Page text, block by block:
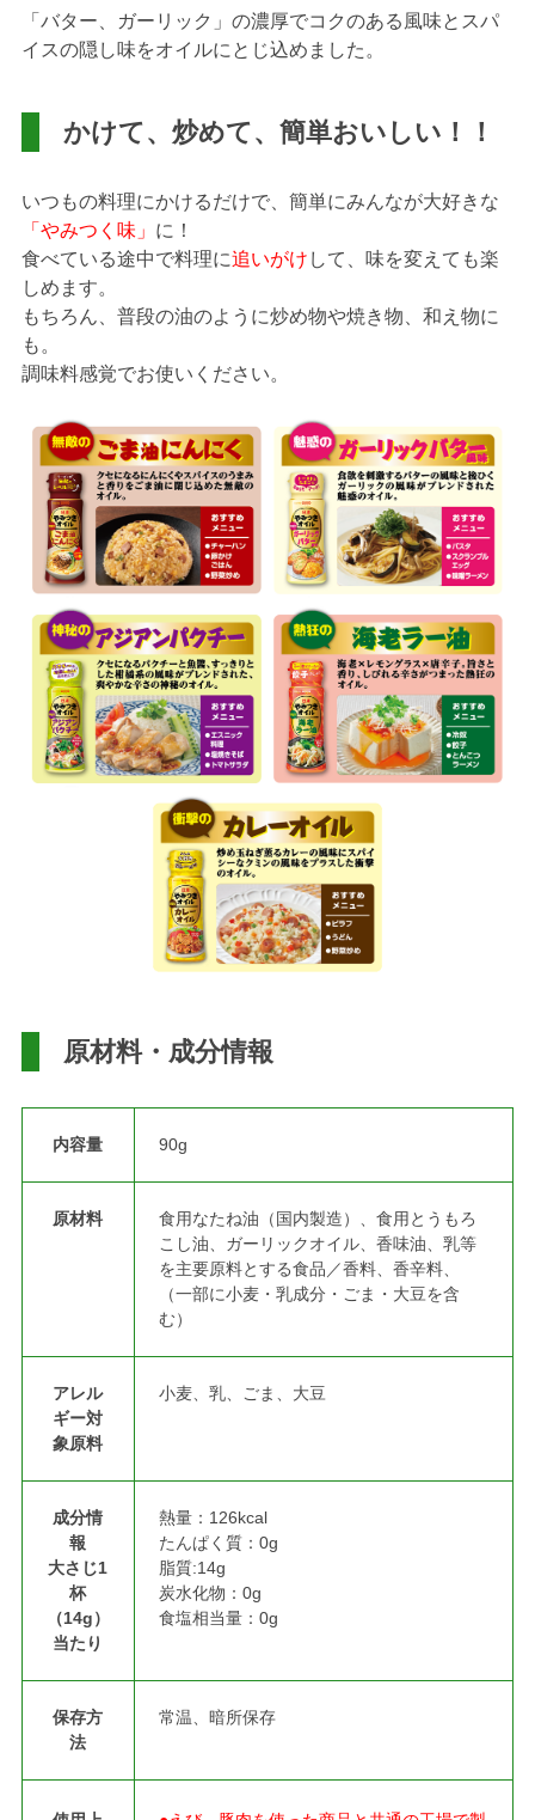
「バター、ガーリック」の濃厚でコクのある風味とスパ
イスの隠し味をオイルにとじ込めました。
かけて、炒めて、簡単おいしい！！
いつもの料理にかけるだけで、簡単にみんなが大好きな
「やみつく味」 に！
食べている途中で料理に追いがけ して、味を変えても楽
しめます。
もちろん、普段の油のように炒め物や焼き物、和え物に
も。
調味料感覚でお使いください。
原材料・成分情報
内容量 90g
原材料
食用なたね油（国内製造）、食用とうもろ
こし油、ガーリックオイル、香味油、乳等
を主要原料とする食品／香料、香辛料、
（一部に小麦・乳成分・ごま・大豆を含
む）
アレル
ギー対
象原料
小麦、乳、ごま、大豆
成分情
報
大さじ1
杯
（14g）
当たり
熱量：126kcal
たんぱく質：0g
脂質:14g
炭水化物：0g
食塩相当量：0g
保存方
法
常温、暗所保存